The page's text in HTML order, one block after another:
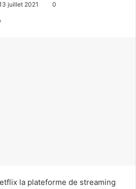
juillet 2021 0
la plateforme de streaming